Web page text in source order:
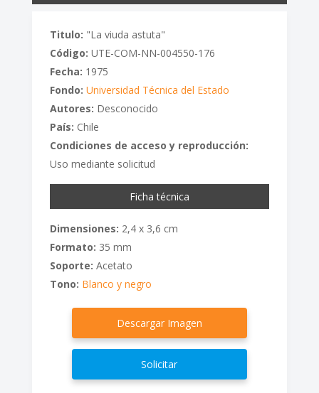
Titulo: "La viuda astuta"
Código: UTE-COM-NN-004550-176
Fecha: 1975
Fondo: Universidad Técnica del Estado
Autores: Desconocido
País: Chile
Condiciones de acceso y reproducción:
Uso mediante solicitud
Ficha técnica
Dimensiones: 2,4 x 3,6 cm
Formato: 35 mm
Soporte: Acetato
Tono: Blanco y negro
Descargar Imagen
Solicitar